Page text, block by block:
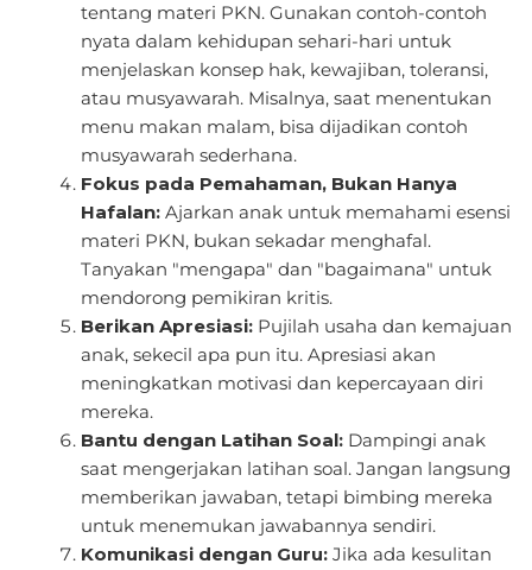
tentang materi PKN. Gunakan contoh-contoh
nyata dalam kehidupan sehari-hari untuk
menjelaskan konsep hak, kewajiban, toleransi,
atau musyawarah. Misalnya, saat menentukan
menu makan malam, bisa dijadikan contoh
musyawarah sederhana.
Fokus pada Pemahaman, Bukan Hanya
Hafalan: Ajarkan anak untuk memahami esensi
materi PKN, bukan sekadar menghafal.
Tanyakan "mengapa" dan "bagaimana" untuk
mendorong pemikiran kritis.
Berikan Apresiasi: Pujilah usaha dan kemajuan
anak, sekecil apa pun itu. Apresiasi akan
meningkatkan motivasi dan kepercayaan diri
mereka.
Bantu dengan Latihan Soal: Dampingi anak
saat mengerjakan latihan soal. Jangan langsung
memberikan jawaban, tetapi bimbing mereka
untuk menemukan jawabannya sendiri.
Komunikasi dengan Guru: Jika ada kesulitan